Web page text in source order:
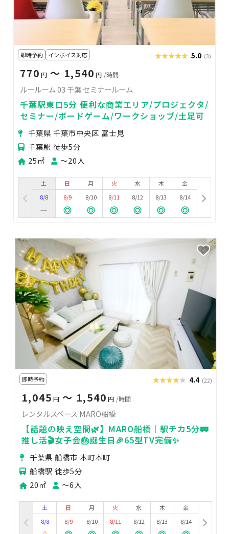
即時予約 インボイス対応 ★★★★★
★★★★★ 5.0 (3)
770 円 〜 1,540 円 /時間
ルールーム 03 千葉 セミナールーム
千葉駅東口5分 便利な商業エリア/プロジェクタ/
セミナー/ボードゲーム/ワークショップ/土足可
千葉県 千葉市中央区 富士見
千葉駅 徒歩5分
25㎡
〜20人
土
8/8
日
8/9
月
8/10
火
8/11
水
8/12
木
8/13
金
8/14
即時予約 ★★★★★
★★★★★ 4.4 (22)
1,045 円〜 1,540 円 /時間
レンタルスペース MARO船橋
【話題の映え空間🌿】MARO船橋｜駅チカ5分🚃
推し活🎬女子会🎂誕生日🎉65型TV完備✨
千葉県 船橋市 本町本町
船橋駅 徒歩5分
20㎡
〜6人
土
8/8
日
8/9
月
8/10
火
8/11
水
8/12
木
8/13
金
8/14